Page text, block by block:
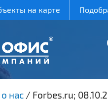
на карте
нас / Forbes.ru;